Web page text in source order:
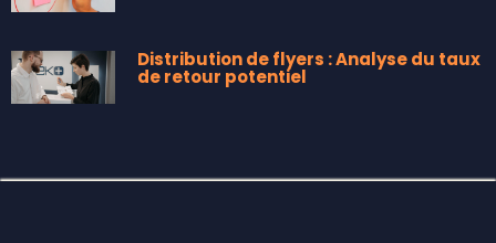
Distribution de flyers : Analyse du taux
de retour potentiel